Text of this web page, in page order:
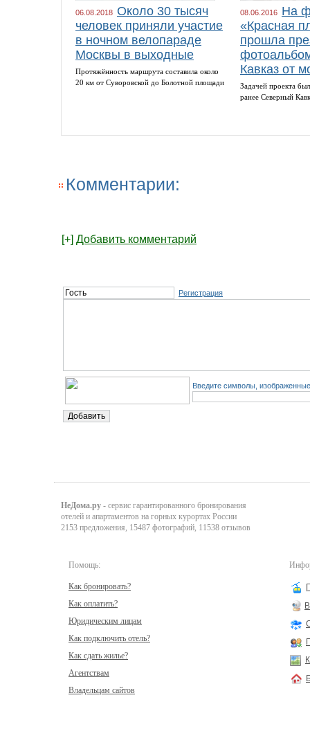
06.08.2018 Около 30 тысяч
человек приняли участие
в ночном велопараде
Москвы в выходные
Протяжённость маршрута составила около
20 км от Суворовской до Болотной площади
08.06.2016 На
«Красная
прошла
Кавказ от
Задачей проекта
ранее Северный
Комментарии:
[+] Добавить комментарий
Регистрация
Введите символы,
НеДома.ру - сервис гарантированного бронирования
отелей и апартаментов на горных курортах России
2153 предложения, 15487 фотографий, 11538 отзывов
Помощь:
Как бронировать?
Как оплатить?
Юридическим лицам
Как подключить отель?
Как сдать жилье?
Агентствам
Владельцам сайтов